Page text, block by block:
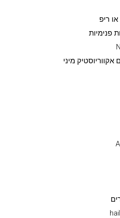
ריפ
פנימיות
אקווריוסטיק מיני